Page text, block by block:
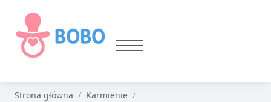
Strona główna
Karmienie